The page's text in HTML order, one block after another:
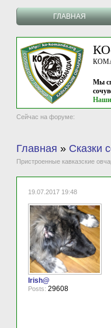
ГЛАВНАЯ
Мы
Наши
Сейчас на форуме:
Главная » Сказки
Пристроенные кавказские
19.07.2017 19:48
Irish@
Posts: 29608